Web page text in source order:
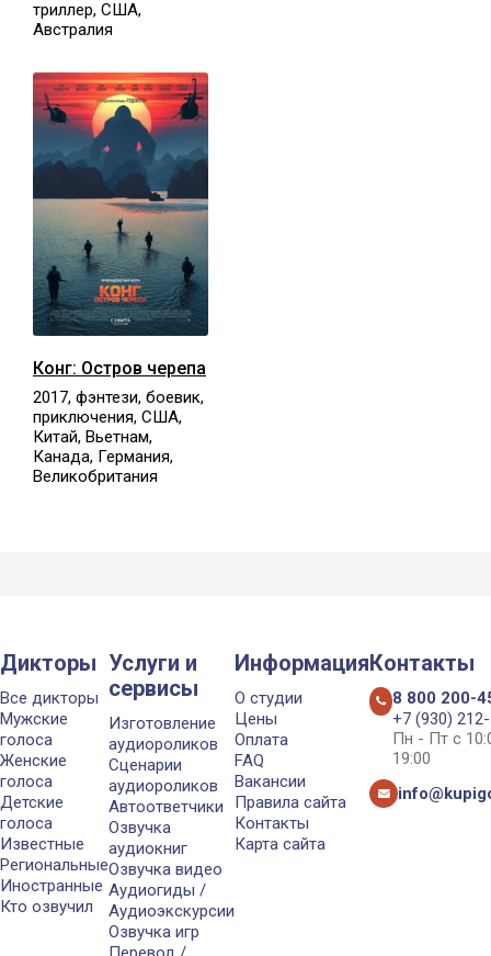
триллер, США,
Австралия
Конг: Остров черепа
2017, фэнтези, боевик,
приключения, США,
Китай, Вьетнам,
Канада, Германия,
Великобритания
Дикторы
Все дикторы
Мужские
голоса
Женские
голоса
Детские
голоса
Известные
Региональные
Иностранные
Кто озвучил
Услуги и
сервисы
Изготовление
аудиороликов
Сценарии
аудиороликов
Автоответчики
Озвучка
аудиокниг
Озвучка видео
Аудиогиды /
Аудиоэкскурсии
Озвучка игр
Информация
О студии
Цены
Оплата
FAQ
Вакансии
Правила сайта
Контакты
Карта сайта
Контакты
8 800 200-
+7 (930)
Пн - Пт с
19:00